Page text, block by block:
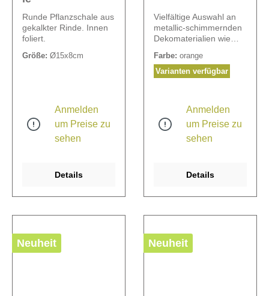
Runde Pflanzschale aus
gekalkter Rinde. Innen
foliert.
Größe: Ø15x8cm
Anmelden
um Preise zu
sehen
Details
Vielfältige Auswahl an
metallic-schimmernden
Dekomaterialien wie
Palmfaser, Palmspeer
etc. Ca. 125 Teile pro
Farbe: orange
Varianten verfügbar
Anmelden
um Preise zu
sehen
Details
Neuheit Neuheit